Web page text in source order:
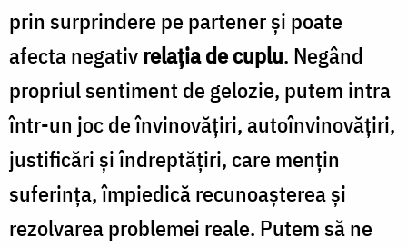
prin surprindere pe partener şi poate
afecta negativrelaţia de cuplu. Negând
propriul sentiment de gelozie, putem intra
într-un joc de învinovăţiri, autoînvinovăţiri,
justificări şi îndreptăţiri, care menţin
suferinţa, împiedică recunoaşterea şi
rezolvarea problemei reale. Putem să ne